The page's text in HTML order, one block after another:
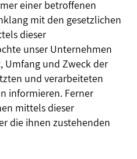
einer betroffenen
mit den gesetzlichen
dieser
unser Unternehmen
Umfang und Zweck der
und verarbeiteten
informieren. Ferner
mittels dieser
die ihnen zustehenden